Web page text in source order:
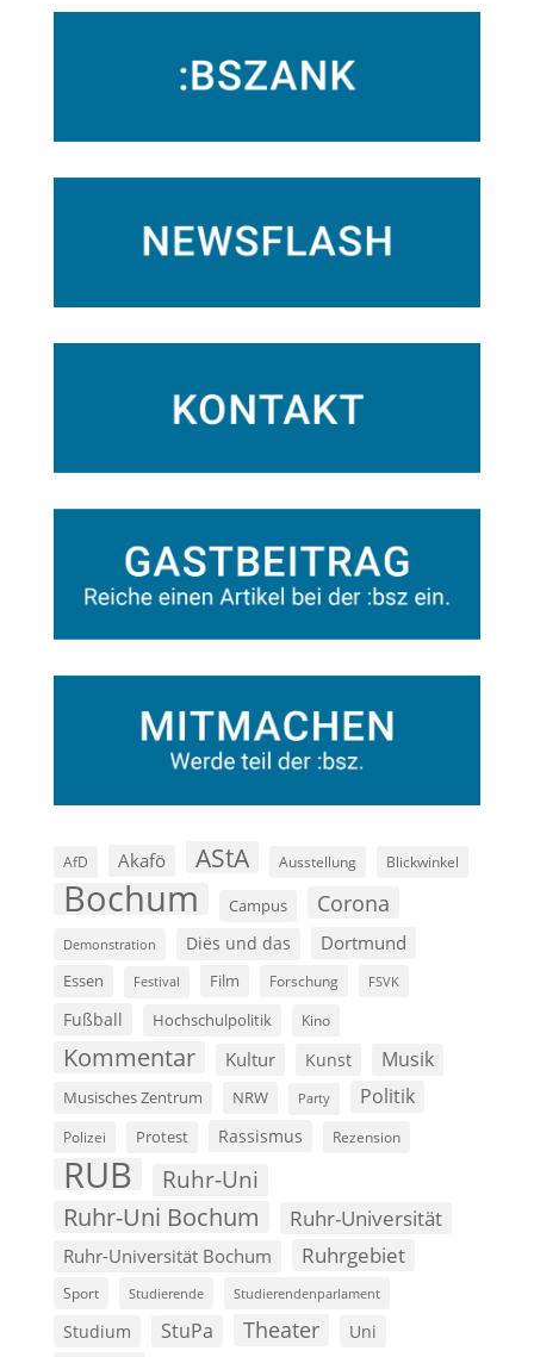
AfD Akafö AStA Ausstellung Blickwinkel
Bochum Campus Corona
Demonstration Diës und das Dortmund
Essen Festival Film Forschung FSVK
Fußball Hochschulpolitik Kino
Kommentar Kultur Kunst Musik
Musisches Zentrum NRW Party Politik
Polizei Protest Rassismus Rezension
RUB Ruhr-Uni
Ruhr-Uni Bochum Ruhr-Universität
Ruhr-Universität Bochum Ruhrgebiet
Sport Studierende Studierendenparlament
Studium StuPa Theater Uni